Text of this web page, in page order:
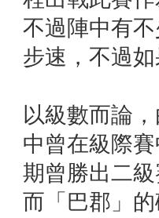
不過陣中有
步速，不過
以級數而論
中曾在級際
期曾勝出二
而「巴郡」